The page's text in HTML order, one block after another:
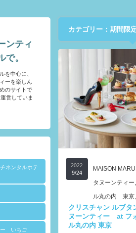
ンティ
で。
を中心に、
ーを楽しん
のサイトで
営していま
ネンタルホテ
ー いちご
カテゴリー：期間限
2022
9/24
MAISON
タヌーンティー
ル丸の内 東京
クリスチャン ルブタ
ヌーンティー at フ
ル丸の内 東京